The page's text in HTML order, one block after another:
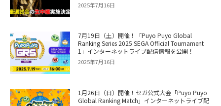
2025年7月16日
7月19日（土）開催！「Puyo Puyo Global
Ranking Series 2025 SEGA Official Tournament
1」インターネットライブ配信情報を公開！
2025年7月16日
1月26日（日）開催！セガ公式大会「Puyo Puyo
Global Ranking Match」インターネットライブ配